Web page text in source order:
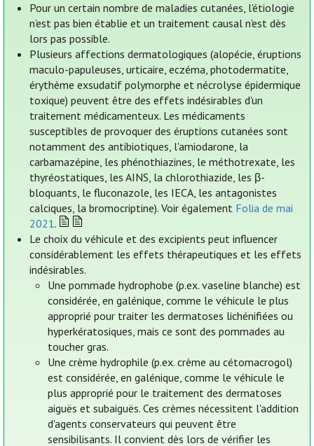
Pour un certain nombre de maladies cutanées, l'étiologie
n’est pas bien établie et un traitement causal n'est dès
lors pas possible.
Plusieurs affections dermatologiques (alopécie, éruptions
maculo-papuleuses, urticaire, eczéma, photodermatite,
érythème exsudatif polymorphe et nécrolyse épidermique
toxique) peuvent être des effets indésirables d'un
traitement médicamenteux. Les médicaments
susceptibles de provoquer des éruptions cutanées sont
notamment des antibiotiques, l'amiodarone, la
carbamazépine, les phénothiazines, le méthotrexate, les
thyréostatiques, les AINS, la chlorothiazide, les β-
bloquants, le fluconazole, les IECA, les antagonistes
calciques, la bromocriptine). Voir également Folia de mai
2021.
Le choix du véhicule et des excipients peut influencer
considérablement les effets thérapeutiques et les effets
indésirables.
Une pommade hydrophobe (p.ex. vaseline blanche) est
considérée, en galénique, comme le véhicule le plus
approprié pour traiter les dermatoses lichénifiées ou
hyperkératosiques, mais ce sont des pommades au
toucher gras.
Une crème hydrophile (p.ex. crème au cétomacrogol)
est considérée, en galénique, comme le véhicule le
plus approprié pour le traitement des dermatoses
aiguës et subaiguës. Ces crèmes nécessitent l'addition
d'agents conservateurs qui peuvent être
sensibilisants. Il convient dès lors de vérifier les